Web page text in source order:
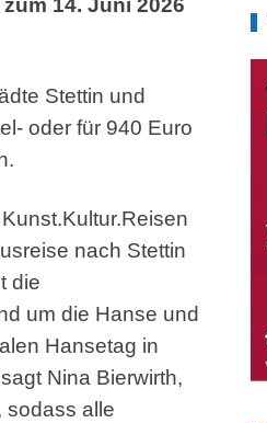
14. Juni 2026
Stettin und
oder für 940 Euro
nach Stettin
die
um die Hanse und
Hansetag in
Nina Bierwirth,
sodass alle